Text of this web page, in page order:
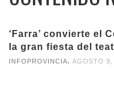
‘Farra’ convierte el
la gran fiesta del
INFOPROVINCIA AGOSTO 9,